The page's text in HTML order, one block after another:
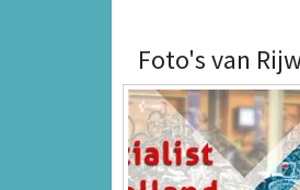
Foto's van